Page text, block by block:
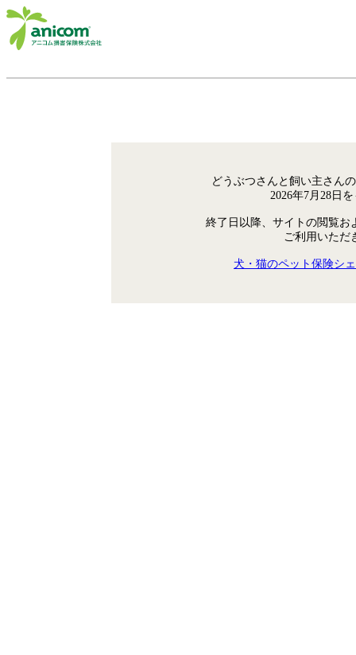
どうぶつさんと飼い主さん
2026年7月28日
終了日以降、サイトの閲覧お
ご利用いただ
犬・猫のペット保険シ